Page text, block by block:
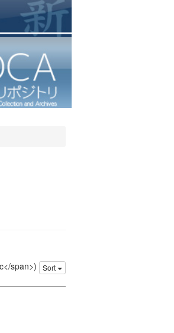
span>) Sort